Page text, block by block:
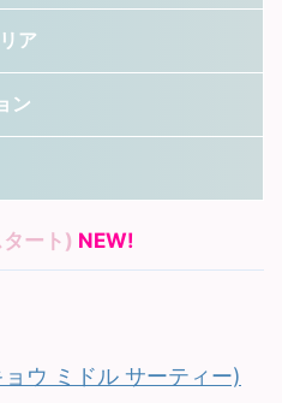
ア
ン
ート) NEW!
ウ ミドル サーティー)